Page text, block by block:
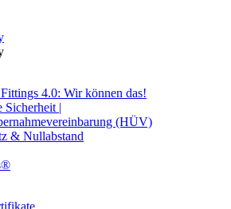
4.0: Wir können das!
Sicherheit |
(HÜV)
& Nullabstand